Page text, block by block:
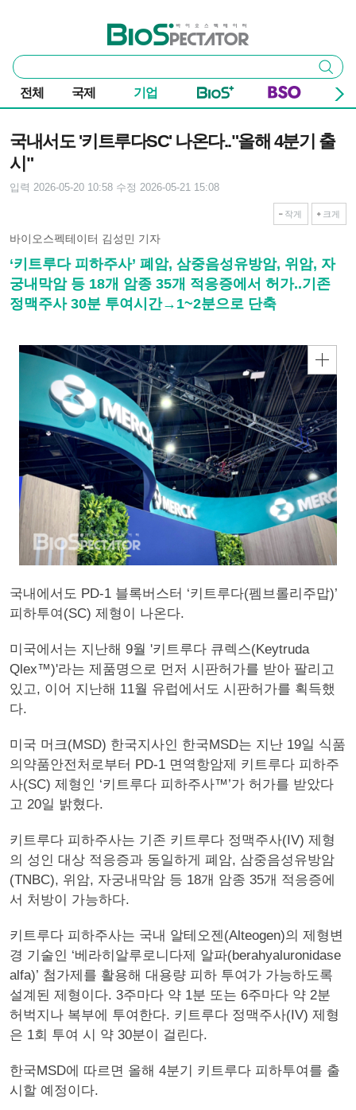
바이오스펙테이터
통
합
검
색
검색
전체 국제 기업
국내서도 '키트루다SC' 나온다.."올해 4분기 출
시"
입력 2026-05-20 10:58 수정 2026-05-21 15:08
작게 크게
바이오스펙테이터 김성민 기자
‘키트루다 피하주사’ 폐암, 삼중음성유방암, 위암, 자
궁내막암 등 18개 암종 35개 적응증에서 허가..기존
정맥주사 30분 투여시간→1~2분으로 단축
국내에서도 PD-1 블록버스터 ‘키트루다(펨브롤리주맙)’
피하투여(SC) 제형이 나온다.
미국에서는 지난해 9월 '키트루다 큐렉스(Keytruda
Qlex™)'라는 제품명으로 먼저 시판허가를 받아 팔리고
있고, 이어 지난해 11월 유럽에서도 시판허가를 획득했
다.
미국 머크(MSD) 한국지사인 한국MSD는 지난 19일 식품
의약품안전처로부터 PD-1 면역항암제 키트루다 피하주
사(SC) 제형인 ‘키트루다 피하주사™’가 허가를 받았다
고 20일 밝혔다.
키트루다 피하주사는 기존 키트루다 정맥주사(IV) 제형
의 성인 대상 적응증과 동일하게 폐암, 삼중음성유방암
(TNBC), 위암, 자궁내막암 등 18개 암종 35개 적응증에
서 처방이 가능하다.
키트루다 피하주사는 국내 알테오젠(Alteogen)의 제형변
경 기술인 ‘베라히알루로니다제 알파(berahyaluronidase
alfa)’ 첨가제를 활용해 대용량 피하 투여가 가능하도록
설계된 제형이다. 3주마다 약 1분 또는 6주마다 약 2분
허벅지나 복부에 투여한다. 키트루다 정맥주사(IV) 제형
은 1회 투여 시 약 30분이 걸린다.
한국MSD에 따르면 올해 4분기 키트루다 피하투여를 출
시할 예정이다.